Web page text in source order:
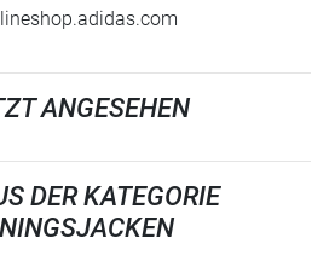
ANGESEHEN
DER KATEGORIE